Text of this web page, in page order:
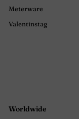
Meterware
Valentinstag
Worldwide